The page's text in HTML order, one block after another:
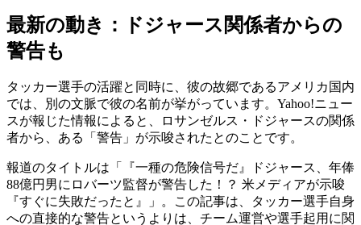
最新の動き：ドジャース関係者からの
警告も
タッカー選手の活躍と同時に、彼の故郷であるアメリカ国内
では、別の文脈で彼の名前が挙がっています。Yahoo!ニュー
スが報じた情報によると、ロサンゼルス・ドジャースの関係
者から、ある「警告」が示唆されたとのことです。
報道のタイトルは「『一種の危険信号だ』ドジャース、年俸
88億円男にロバーツ監督が警告した！？ 米メディアが示唆
『すぐに失敗だったと』」。この記事は、タッカー選手自身
への直接的な警告というよりは、チーム運営や選手起用に関